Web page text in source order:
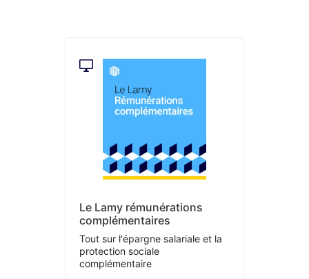
Le Lamy rémunérations
complémentaires
Tout sur l'épargne salariale et la
protection sociale
complémentaire